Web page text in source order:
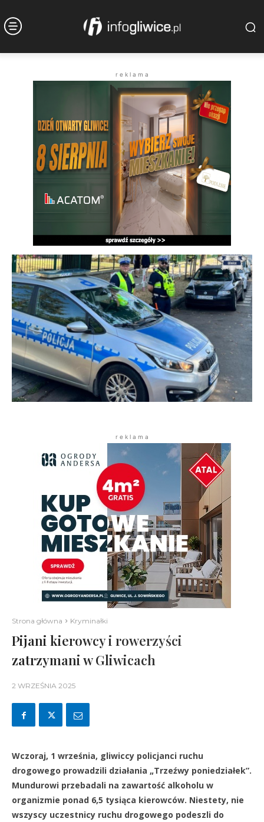
r e k l a m a
r e k l a m a
Strona główna Kryminałki
Pijani kierowcy i rowerzyści
zatrzymani w Gliwicach
2 WRZEŚNIA 2025
Wczoraj, 1 września, gliwiccy policjanci ruchu
drogowego prowadzili działania „Trzeźwy poniedziałek”.
Mundurowi przebadali na zawartość alkoholu w
organizmie ponad 6,5 tysiąca kierowców. Niestety, nie
wszyscy uczestnicy ruchu drogowego podeszli do